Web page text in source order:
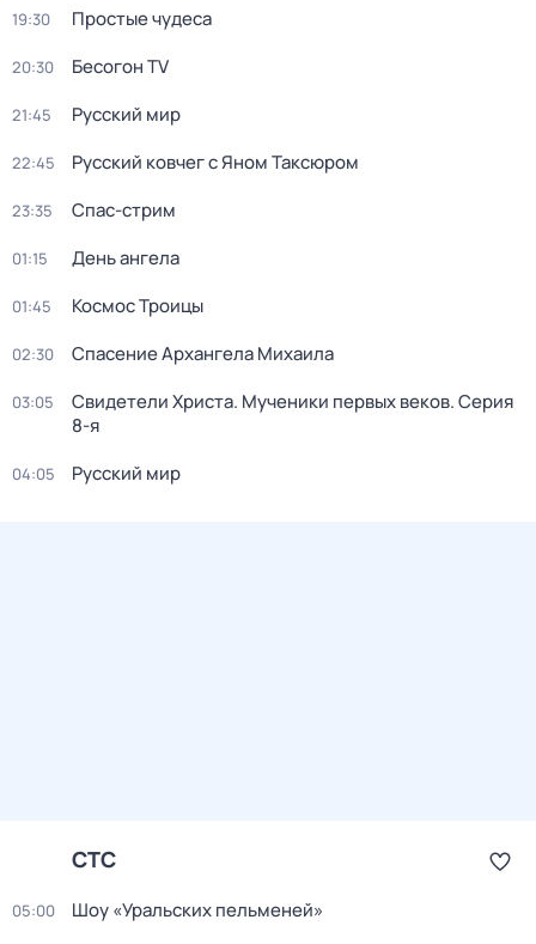
19:30 Простые чудеca
20:30 Бесогон TV
21:45 Русский мир
22:45 Русский ковчег с Яном Таксюром
23:35 Спас-стрим
01:15 День ангела
01:45 Космос Троицы
02:30 Спасение Архангела Михаила
03:05 Свидетели Христа. Мученики первых веков. Серия
8-я
04:05 Русский мир
СТС
05:00 Шоу «Уральских пельменей»